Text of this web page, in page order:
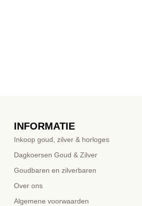
INFORMATIE
Inkoop goud, zilver & horloges
Dagkoersen Goud & Zilver
Goudbaren en zilverbaren
Over ons
Algemene voorwaarden